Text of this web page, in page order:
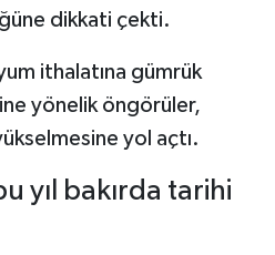
dikkati çekti.
ithalatına gümrük
yönelik öngörüler,
yol açtı.
yıl bakırda tarihi